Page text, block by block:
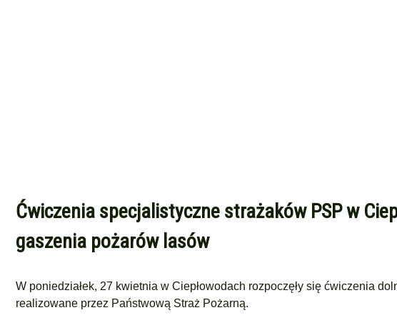
Ćwiczenia specjalistyczne strażaków PSP w
gaszenia pożarów lasów
W poniedziałek, 27 kwietnia w Ciepłowodach rozpoczęły się ćwiczenia
realizowane przez Państwową Straż Pożarną.